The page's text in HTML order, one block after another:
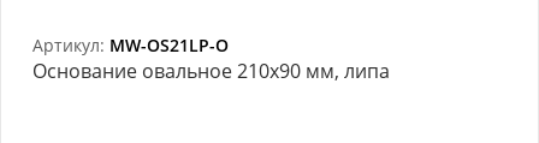
Товары для школы
Артикул: MW-OS21LP-O
Основание овальное 210х90 мм, липа